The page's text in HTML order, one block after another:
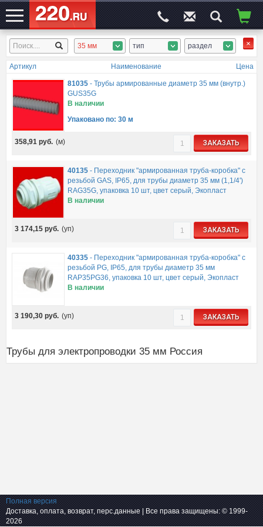
ЭЛЕКТРОСАЙТ№1 35 мм тип раздел
Артикул Наименование Цена
81035- Трубы армированные диаметр 35 мм (внутр.)
GUS35G
В наличии
Упаковано по: 30 м
358,91 руб. (м) ЗАКАЗАТЬ
40135- Переходник "армированная труба-коробка" с
резьбой GAS, IP65, для трубы диаметр 35 мм (1,1/4')
RAG35G, упаковка 10 шт, цвет серый, Экопласт
В наличии
3 174,15 руб. (уп) ЗАКАЗАТЬ
40335- Переходник "армированная труба-коробка" с
резьбой PG, IP65, для трубы диаметр 35 мм
RAP35PG36, упаковка 10 шт, цвет серый, Экопласт
В наличии
3 190,30 руб. (уп) ЗАКАЗАТЬ
Трубы для электропроводки 35 мм Россия
Полная версия
Доставка, оплата, возврат, перс.данные | Все права защищены: © 1999-
2026